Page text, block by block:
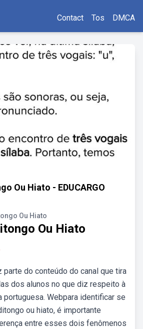
Contact Tos DMCA
Ou Hiato - EDUCARGO
Ou Hiato
Ou Hiato
do conteúdo do canal que tira
dos alunos no que diz respeito à
portuguesa. Webpara identificar se
ou hiato, é importante
entre esses dois fenômenos